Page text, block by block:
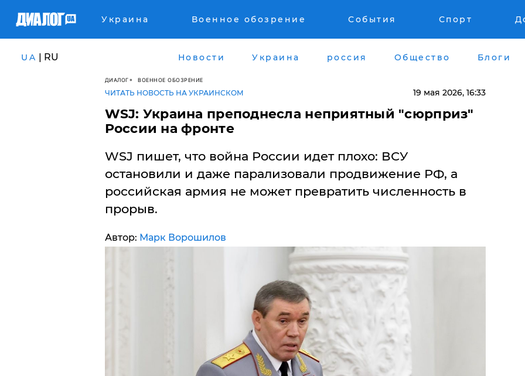
Украина Военное обозрение События Спорт
UA | RU Новости Украина россия Общество Блоги
ДИАЛОГ ВОЕННОЕ ОБОЗРЕНИЕ
ЧИТАТЬ НОВОСТЬ НА УКРАИНСКОМ 19 мая 2026, 16:33
WSJ: Украина преподнесла неприятный "сюрприз"
России на фронте
WSJ пишет, что война России идет плохо: ВСУ
остановили и даже парализовали продвижение РФ, а
российская армия не может превратить численность в
прорыв.
Автор: Марк Ворошилов